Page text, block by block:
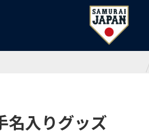
パンオフィシャルオ
名入りグッズ